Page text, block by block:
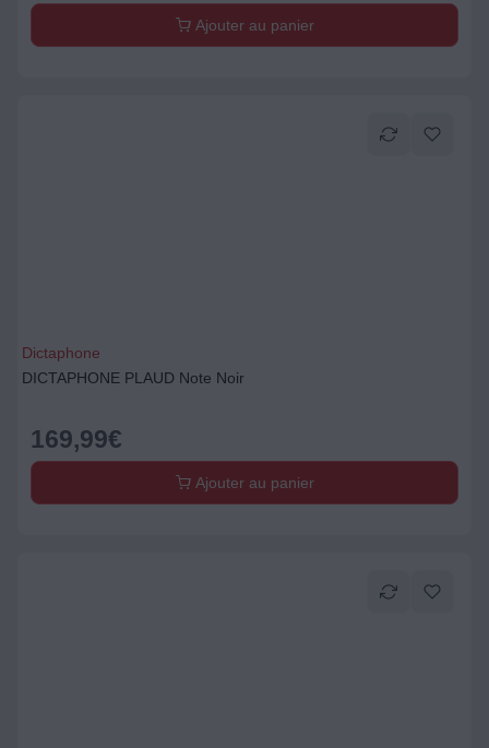
Ajouter au panier
Dictaphone
DICTAPHONE PLAUD Note Noir
169,99€
Ajouter au panier